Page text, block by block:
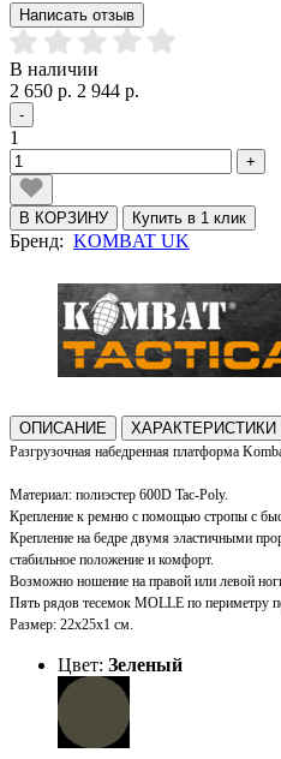
Написать отзыв
В наличии
2 650 р. 2 944 р.
-
1
+
В КОРЗИНУ Купить в 1 клик
Бренд: KOMBAT UK
ОПИСАНИЕ ХАРАКТЕРИСТИКИ
Разгрузочная набедренная платформа
Материал: полиэстер 600D Tac-Poly.
Крепление к ремню с помощью стропы с
Крепление на бедре двумя эластичными
стабильное положение и комфорт.
Возможно ношение на правой или левой
Пять рядов тесемок MOLLE по периметру
Размер: 22х25х1 см.
Цвет: Зеленый